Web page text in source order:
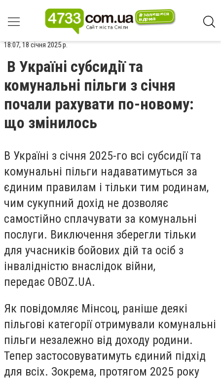
18:07, 18 січня 2025 р.
В Україні субсидії та
комунальні пільги з січня
почали рахувати по-новому:
що змінилось
В Україні з січня 2025-го всі субсидії та
комунальні пільги надаватимуться за
єдиним правилам і тільки тим родинам,
чим сукупний дохід не дозволяє
самостійно сплачувати за комунальні
послуги. Виключення зберегли тільки
для учасників бойових дій та осіб з
інвалідністю внаслідок війни,
передає OBOZ.UA.
Як повідомляє Мінсоц, раніше деякі
пільгові категорії отримували комунальні
пільги незалежно від доходу родини.
Тепер застосовуватимуть єдиний підхід
для всіх. Зокрема, протягом 2025 року